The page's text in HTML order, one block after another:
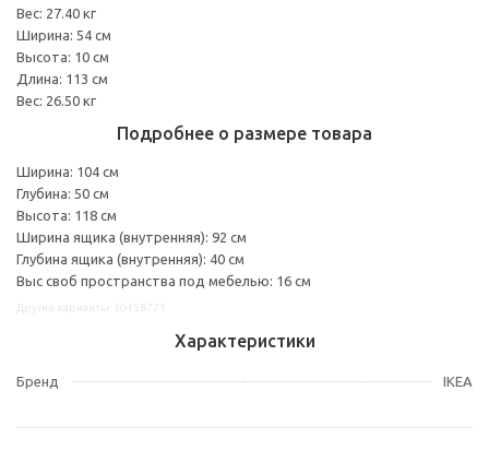
Вес: 27.40 кг
Ширина: 54 см
Высота: 10 см
Длина: 113 см
Вес: 26.50 кг
Подробнее о размере товара
Ширина: 104 см
Глубина: 50 см
Высота: 118 см
Ширина ящика (внутренняя): 92 см
Глубина ящика (внутренняя): 40 см
Выс своб пространства под мебелью: 16 см
Характеристики
Бренд IKEA